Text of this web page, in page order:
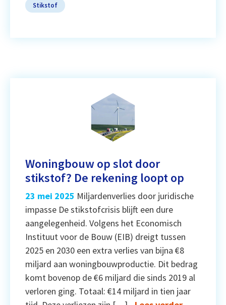
Stikstof
Woningbouw op slot door
stikstof? De rekening loopt op
23 mei 2025 Miljardenverlies door juridische
impasse De stikstofcrisis blijft een dure
aangelegenheid. Volgens het Economisch
Instituut voor de Bouw (EIB) dreigt tussen
2025 en 2030 een extra verlies van bijna €8
miljard aan woningbouwproductie. Dit bedrag
komt bovenop de €6 miljard die sinds 2019 al
verloren ging. Totaal: €14 miljard in tien jaar